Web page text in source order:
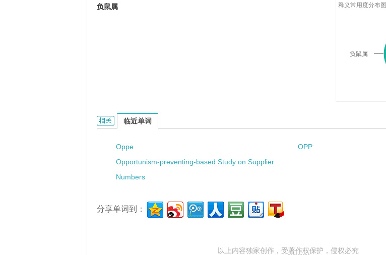
负鼠属 释义常用度分布图
负鼠属
Opposum的相关资料：
临近单词
Oppe
OPP
Opportunism-preventing-based Study on Supplier
Numbers
分享单词到：
以上内容独家创作，受著作权保护，侵权必究